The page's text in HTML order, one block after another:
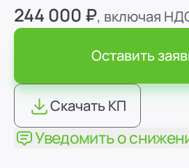
ПСТ-6
244 000 ₽, включая
Оставить
Скачать КП
Уведомить о